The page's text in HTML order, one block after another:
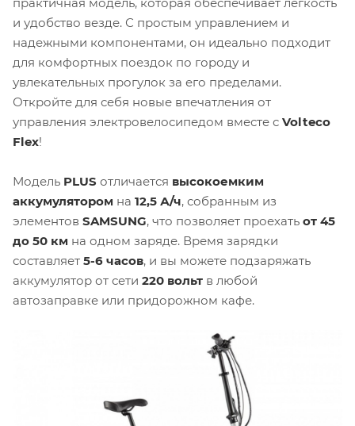
практичная модель, которая обеспечивает легкость
и удобство везде. С простым управлением и
надежными компонентами, он идеально подходит
для комфортных поездок по городу и
увлекательных прогулок за его пределами.
Откройте для себя новые впечатления от
управления электровелосипедом вместе с Volteco
Flex!
Модель PLUS отличается высокоемким
аккумулятором на 12,5 А/ч, собранным из
элементов SAMSUNG, что позволяет проехать от 45
до 50 км на одном заряде. Время зарядки
составляет 5-6 часов, и вы можете подзаряжать
аккумулятор от сети 220 вольт в любой
автозаправке или придорожном кафе.